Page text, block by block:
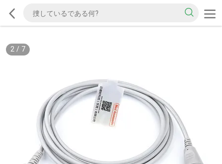
2/ 7